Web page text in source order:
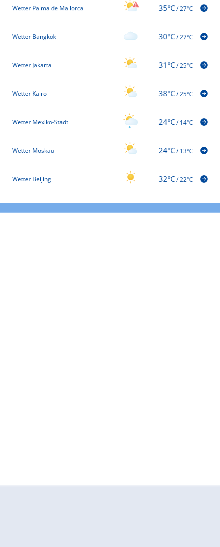
Wetter Palma de Mallorca 35°C/27°C
Wetter Bangkok 30°C/27°C
Wetter Jakarta 31°C/25°C
Wetter Kairo 38°C/25°C
Wetter Mexiko-Stadt 24°C/14°C
Wetter Moskau 24°C/13°C
Wetter Beijing 32°C/22°C